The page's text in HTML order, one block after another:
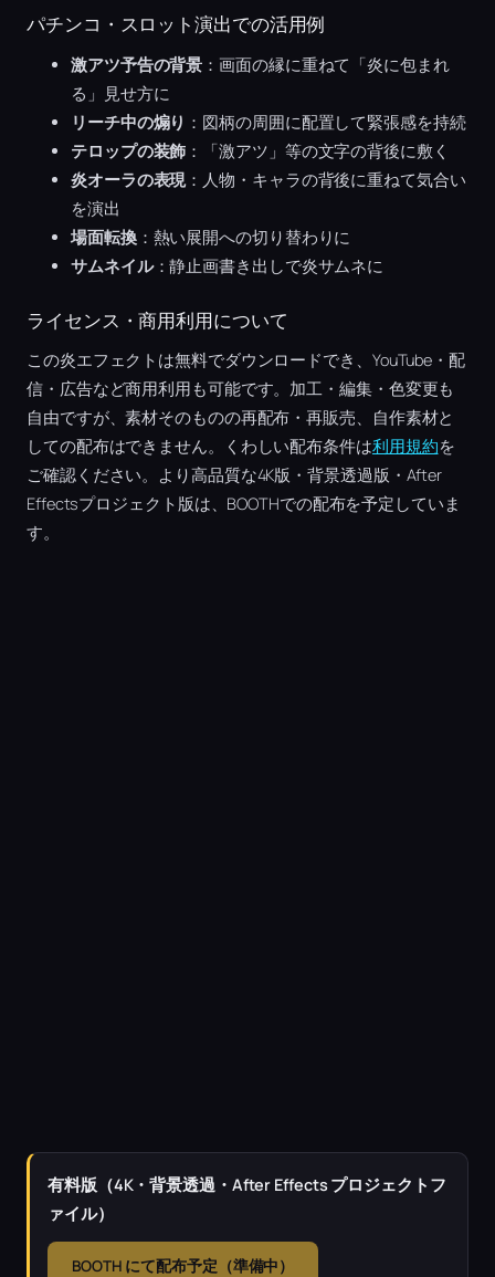
パチンコ・スロット演出での活用例
激アツ予告の背景 ：画面の縁に重ねて「炎に包まれ
る」見せ方に
リーチ中の煽り ：図柄の周囲に配置して緊張感を持続
テロップの装飾 ：「激アツ」等の文字の背後に敷く
炎オーラの表現：人物・キャラの背後に重ねて気合い
を演出
場面転換：熱い展開への切り替わりに
サムネイル：静止画書き出しで炎サムネに
ライセンス・商用利用について
この炎エフェクトは無料でダウンロードでき、YouTube・配
信・広告など商用利用も可能です。加工・編集・色変更も
自由ですが、素材そのものの再配布・再販売、自作素材と
しての配布はできません。くわしい配布条件は利用規約を
ご確認ください。より高品質な4K版・背景透過版・After
Effectsプロジェクト版は、BOOTHでの配布を予定していま
す。
有料版（4K・背景透過・After Effects プロジェクトフ
ァイル）
BOOTH にて配布予定（準備中）